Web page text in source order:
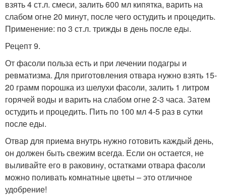
взять 4 ст.л. смеси, залить 600 мл кипятка, варить на
слабом огне 20 минут, после чего остудить и процедить.
Применение: по 3 ст.л. трижды в день после еды.
Рецепт 9.
От фасоли польза есть и при лечении подагры и
ревматизма. Для приготовления отвара нужно взять 15-
20 грамм порошка из шелухи фасоли, залить 1 литром
горячей воды и варить на слабом огне 2-3 часа. Затем
остудить и процедить. Пить по 100 мл 4-5 раз в сутки
после еды.
Отвар для приема внутрь нужно готовить каждый день,
он должен быть свежим всегда. Если он остается, не
выливайте его в раковину, остатками отвара фасоли
можно поливать комнатные цветы – это отличное
удобрение!